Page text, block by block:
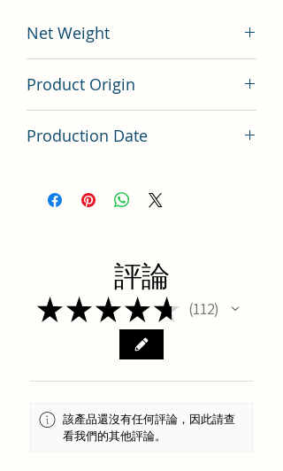
Net Weight
Product Origin
Production Date
評論
★★★★★ 112
112
該產品還沒有任何評論，因此請查
看我們的其他評論。